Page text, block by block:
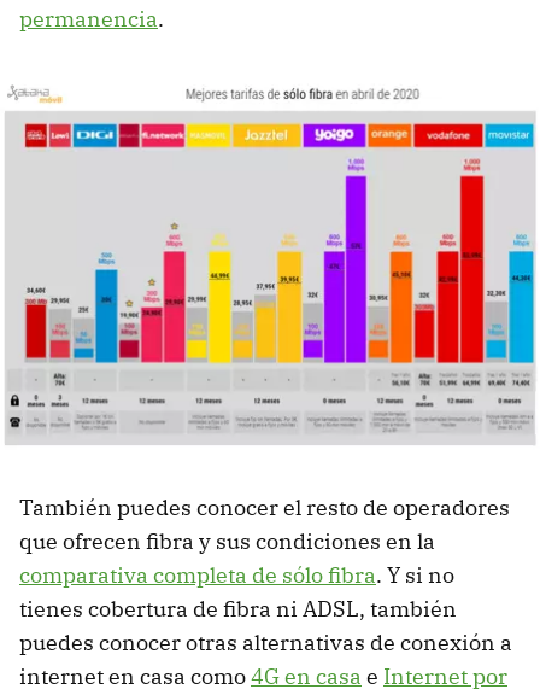
permanencia.
También puedes conocer el resto de operadores
que ofrecen fibra y sus condiciones en la
comparativa completa de sólo fibra. Y si no
tienes cobertura de fibra ni ADSL, también
puedes conocer otras alternativas de conexión a
internet en casa como4G en casa e Internet por